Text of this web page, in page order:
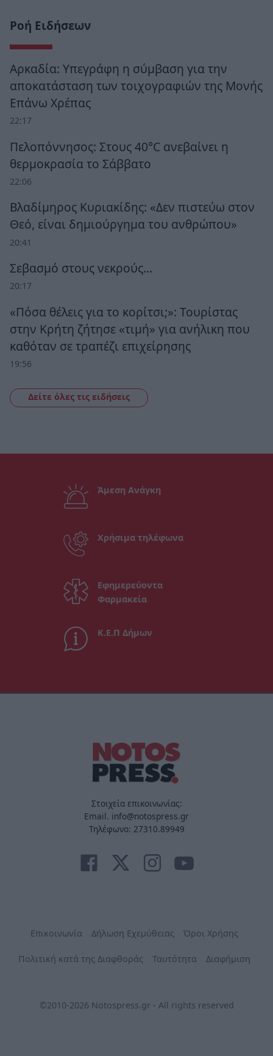
Ροή Ειδήσεων
Αρκαδία: Υπεγράφη η σύμβαση για την
αποκατάσταση των τοιχογραφιών της Μονής
Επάνω Χρέπας
22:17
Πελοπόννησος: Στους 40°C ανεβαίνει η
θερμοκρασία το Σάββατο
22:06
Βλαδίμηρος Κυριακίδης: «Δεν πιστεύω στον
Θεό, είναι δημιούργημα του ανθρώπου»
20:41
Σεβασμό στους νεκρούς…
20:17
«Πόσα θέλεις για το κορίτσι;»: Τουρίστας
στην Κρήτη ζήτησε «τιμή» για ανήλικη που
καθόταν σε τραπέζι επιχείρησης
19:56
Δείτε όλες τις ειδήσεις
Άμεση Ανάγκη
Χρήσιμα τηλέφωνα
Εφημερεύοντα
Φαρμακεία
Κ.Ε.Π Δήμων
Στοιχεία επικοινωνίας:
Email. info@notospress.gr
Τηλέφωνο: 27310.89949
Επικοινωνία Δήλωση Εχεμύθειας Όροι Χρήσης
Πολιτική κατά της Διαφθοράς Ταυτότητα Διαφήμιση
©2010-2026 Notospress.gr - All rights reserved